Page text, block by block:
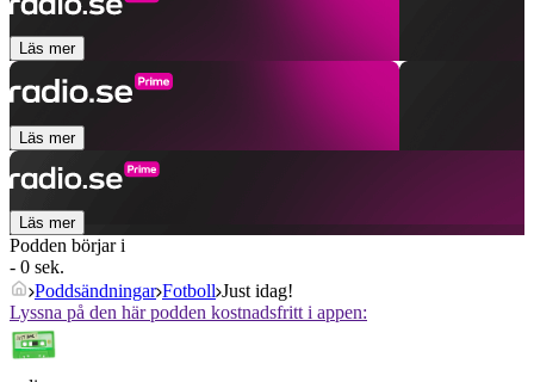
Läs mer
Läs mer
Läs mer
Podden börjar i
- 0 sek.
Poddsändningar Fotboll Just idag!
Lyssna på den här podden kostnadsfritt i appen: